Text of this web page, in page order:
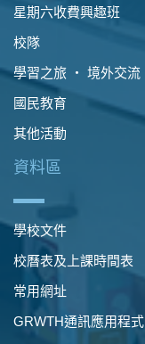
星期六收費興趣班
校隊
學習之旅 ‧ 境外交流
國民教育
其他活動
資料區
學校文件
校曆表及上課時間表
常用網址
GRWTH通訊應用程式